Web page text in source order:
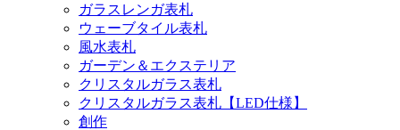
ガラスレンガ表札
ウェーブタイル表札
風水表札
ガーデン＆エクステリア
クリスタルガラス表札
クリスタルガラス表札【LED仕様】
創作